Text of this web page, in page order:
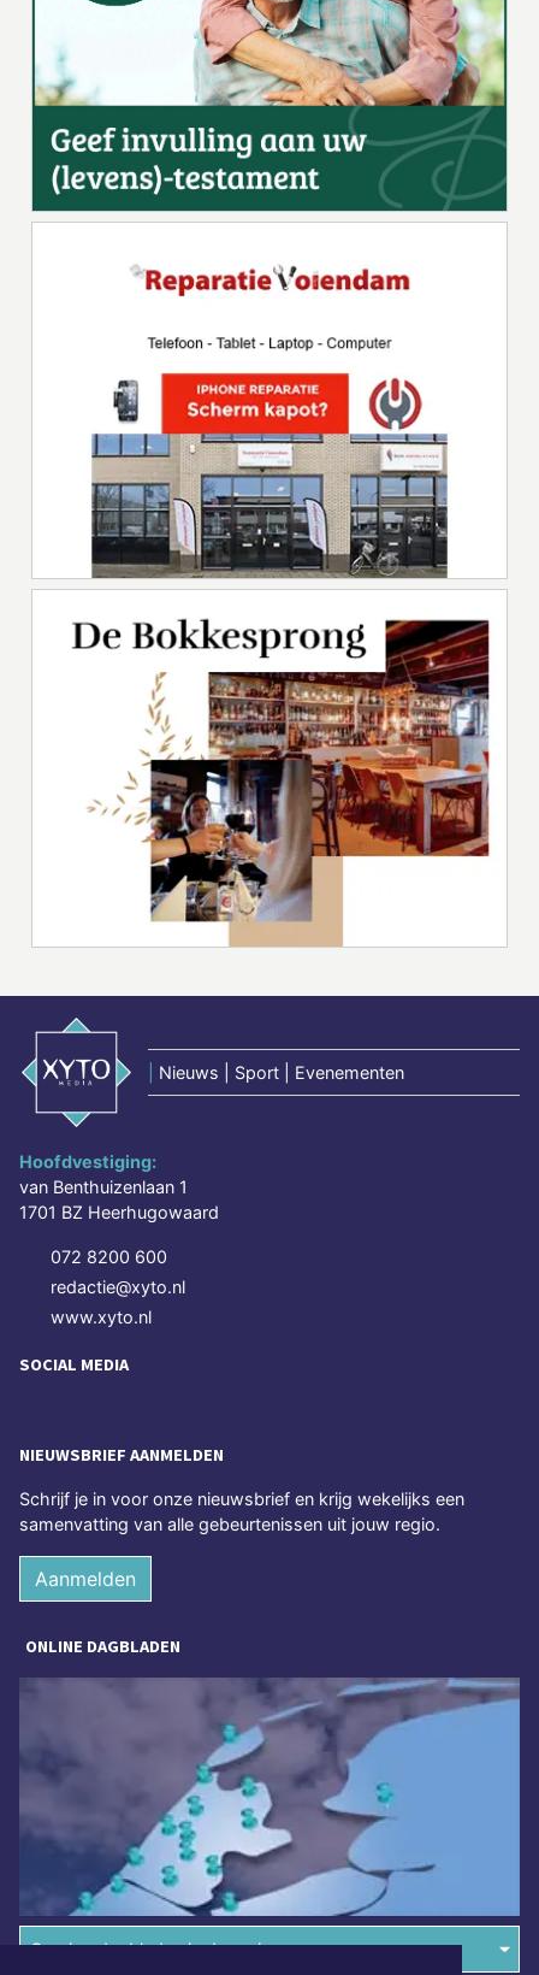
Nieuws | Sport | Evenementen
Hoofdvestiging:
van Benthuizenlaan 1
1701 BZ Heerhugowaard
072 8200 600
redactie@xyto.nl
www.xyto.nl
SOCIAL MEDIA
NIEUWSBRIEF AANMELDEN
Schrijf je in voor onze nieuwsbrief en krijg wekelijks een
samenvatting van alle gebeurtenissen uit jouw regio.
Aanmelden
ONLINE DAGBLADEN
Overige dagbladen in de regio